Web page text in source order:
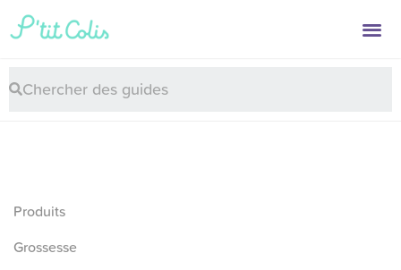
Produits
Grossesse